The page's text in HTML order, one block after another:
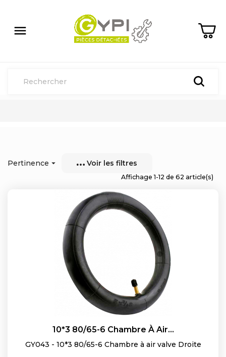

Pertinence  Voir les filtres
Affichage 1-12 de 62 article(s)
10*3 80/65-6 Chambre À Air...
GY043 - 10*3 80/65-6 Chambre à air valve Droite